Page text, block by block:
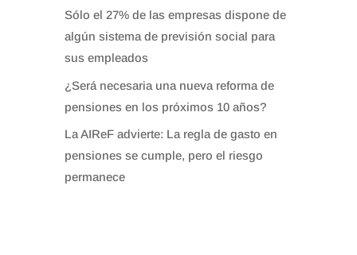
Sólo el 27% de las empresas dispone de
algún sistema de previsión social para
sus empleados
¿Será necesaria una nueva reforma de
pensiones en los próximos 10 años?
La AIReF advierte: La regla de gasto en
pensiones se cumple, pero el riesgo
permanece